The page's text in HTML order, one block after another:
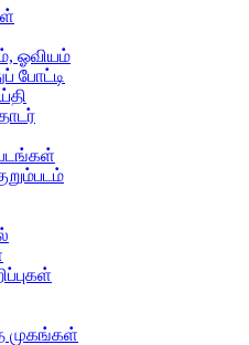
ஓவியம்
போட்டி
முகங்கள்